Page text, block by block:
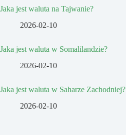
Jaka jest waluta na Tajwanie?
2026-02-10
Jaka jest waluta w Somalilandzie?
2026-02-10
Jaka jest waluta w Saharze Zachodniej?
2026-02-10